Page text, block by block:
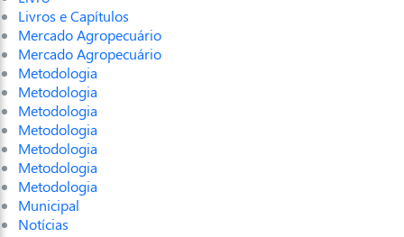
Livros e Capítulos
Mercado Agropecuário
Mercado Agropecuário
Metodologia
Metodologia
Metodologia
Metodologia
Metodologia
Metodologia
Metodologia
Municipal
Notícias